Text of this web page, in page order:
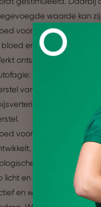
om jouw ervaring beter
waarde kan
voor de gezondheid
bloed en zorgt voor een
ontstekingsremmend
het opruimen van
van cellen –
heeft het
voor je hersenen –
Hierdoor
klok stabiliseren
licht en de afwezigheid
en word je ‘s avonds